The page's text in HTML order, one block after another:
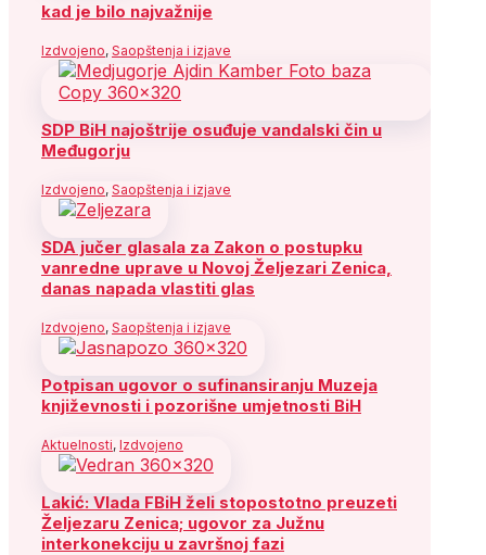
kad je bilo najvažnije
Izdvojeno, Saopštenja i izjave
SDP BiH najoštrije osuđuje vandalski čin u
Međugorju
Izdvojeno, Saopštenja i izjave
SDA jučer glasala za Zakon o postupku
vanredne uprave u Novoj Željezari Zenica,
danas napada vlastiti glas
Izdvojeno, Saopštenja i izjave
Potpisan ugovor o sufinansiranju Muzeja
književnosti i pozorišne umjetnosti BiH
Aktuelnosti, Izdvojeno
Lakić: Vlada FBiH želi stopostotno preuzeti
Željezaru Zenica; ugovor za Južnu
interkonekciju u završnoj fazi